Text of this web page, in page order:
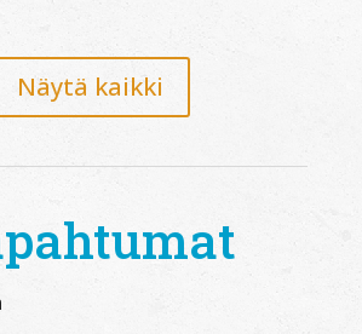
Näytä kaikki